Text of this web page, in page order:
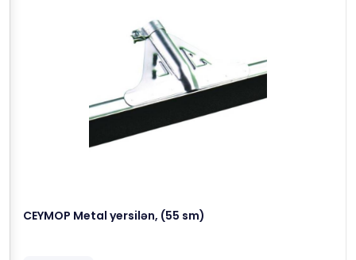
CEYMOP Metal yersilən, (55 sm)